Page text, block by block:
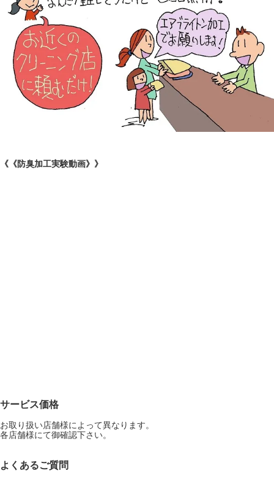
《《防臭加工実験動画》》
サービス価格
お取り扱い店舗様によって異なります。
各店舗様にて御確認下さい。
よくあるご質問